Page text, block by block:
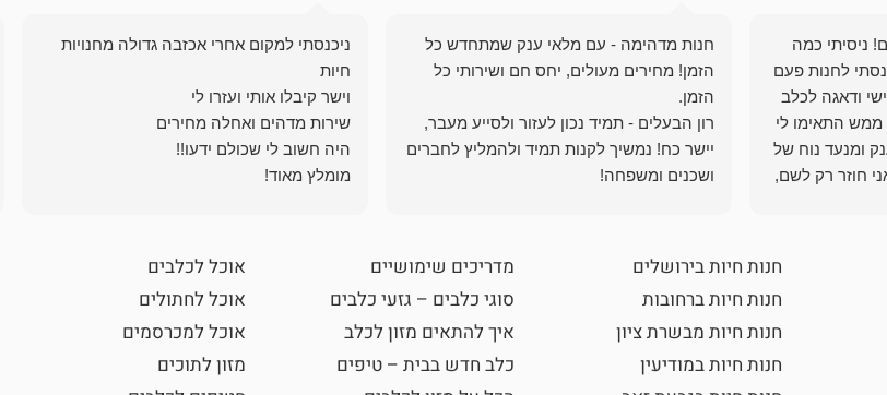
ניסיתי כמה
לחנות פעם
ודאגה לכלב
ממש התאימו לי
ומנעד נוח של
חוזר רק לשם,
חנות מדהימה - עם מלאי ענק שמתחדש כל
הזמן! מחירים מעולים, יחס חם ושירותי כל
רון הבעלים - תמיד נכון לעזור ולסייע מעבר,
יישר כח! נמשיך לקנות תמיד ולהמליץ לחברים
ושכנים ומשפחה!
ניכנסתי למקום אחרי אכזבה גדולה מחנויות
מומלץ מאוד!
חנות חיות בירושלים
חנות חיות ברחובות
חנות חיות מבשרת ציון
חנות חיות במודיעין
מדריכים שימושיים
סוגי כלבים – גזעי כלבים
איך להתאים מזון לכלב
כלב חדש בבית – טיפים
אוכל לכלבים
אוכל לחתולים
אוכל למכרסמים
מזון לתוכים